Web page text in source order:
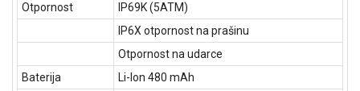
Otpornost
IP69K (5ATM)
IP6X otpornost na prašinu
Otpornost na udarce
Baterija
Li-Ion 480 mAh